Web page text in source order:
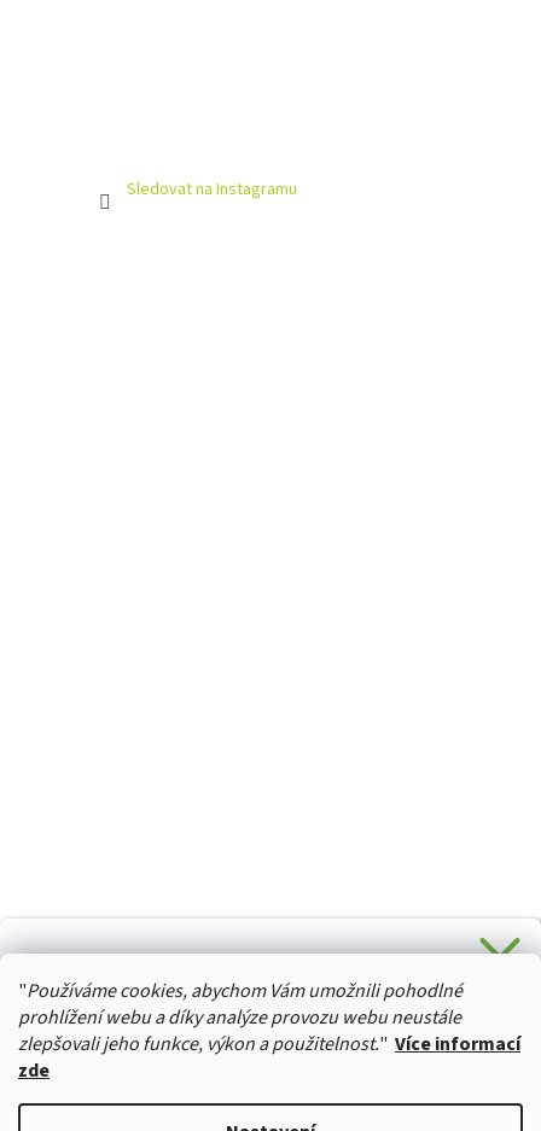
"Používáme cookies, abychom Vám umožnili pohodlné
prohlížení webu a díky analýze provozu webu neustále
zlepšovali jeho funkce, výkon a použitelnost." Více informací
zde
Sledovat na Instagramu
HURTTA-COLLECTION.CZ
Stačí se přihlásit k odběru novinek z našeho obchodu a je
Vaše :)
Ano, chci se přihlásit